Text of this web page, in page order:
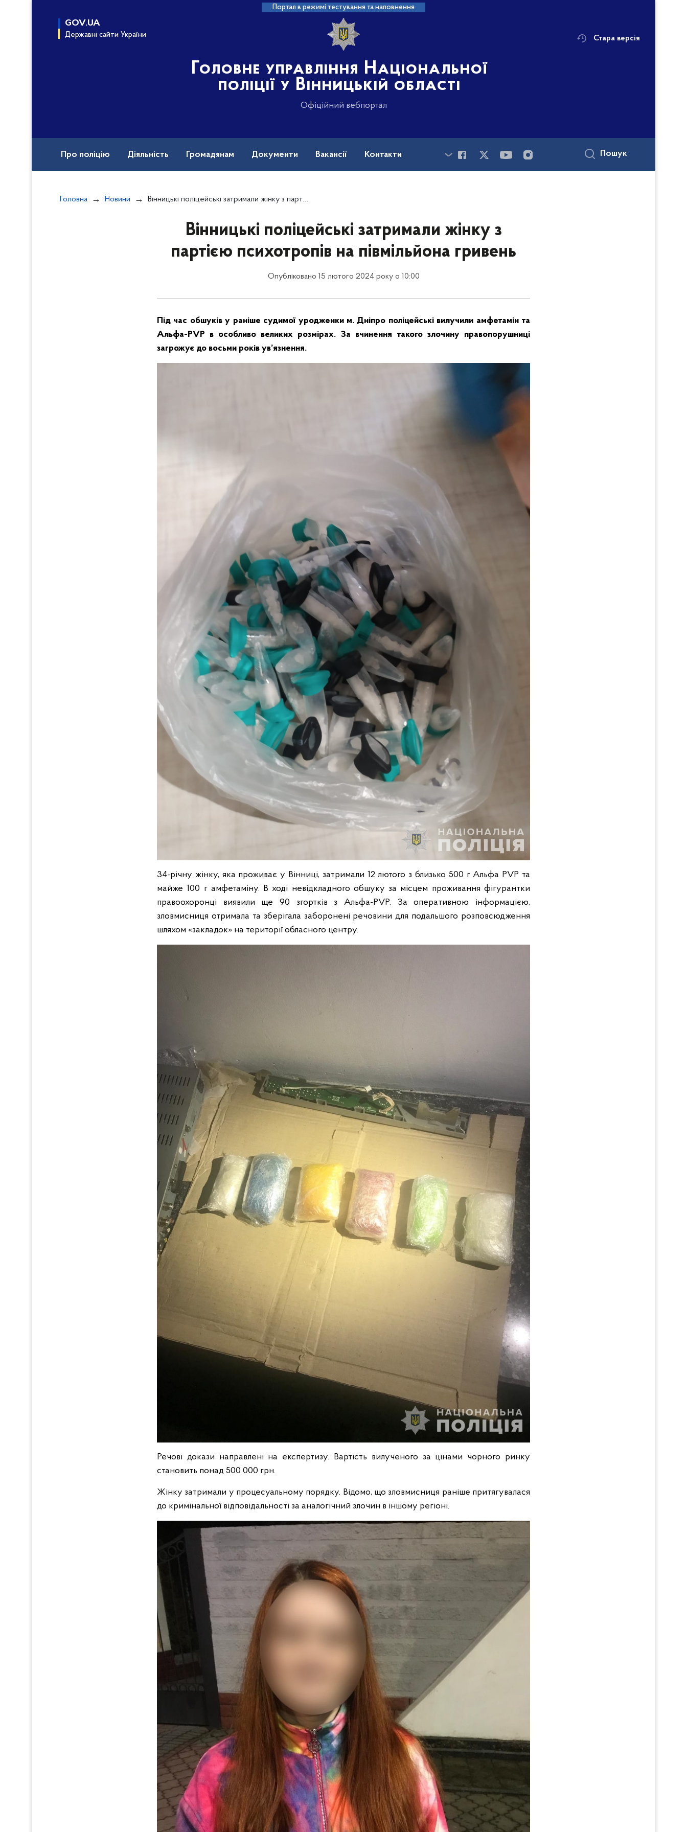
Портал в режимі тестування та наповнення
GOV.UA
Державні сайти України
Головне управління Національної
поліції у Вінницькій області
Офіційний вебпортал
Стара версія
Про поліцію Діяльність Громадянам Документи Вакансії Контакти Пошук
Головна Новини Вінницькі поліцейські затримали жінку з партією психотропів на півмільйона гривень
Вінницькі поліцейські затримали жінку з
партією психотропів на півмільйона гривень
Опубліковано 15 лютого 2024 року о 10:00
Під час обшуків у раніше судимої уродженки м. Дніпро поліцейські вилучили амфетамін та
Альфа-PVP в особливо великих розмірах. За вчинення такого злочину правопорушниці
загрожує до восьми років ув’язнення.
34-річну жінку, яка проживає у Вінниці, затримали 12 лютого з близько 500 г Альфа PVP та
майже 100 г амфетаміну. В ході невідкладного обшуку за місцем проживання фігурантки
правоохоронці виявили ще 90 згортків з Альфа-PVP. За оперативною інформацією,
зловмисниця отримала та зберігала заборонені речовини для подальшого розповсюдження
шляхом «закладок» на території обласного центру.
Речові докази направлені на експертизу. Вартість вилученого за цінами чорного ринку
становить понад 500 000 грн.
Жінку затримали у процесуальному порядку. Відомо, що зловмисниця раніше притягувалася
до кримінальної відповідальності за аналогічний злочин в іншому регіоні.